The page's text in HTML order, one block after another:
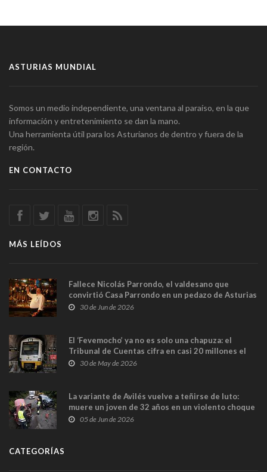
ASTURIAS MUNDIAL
Somos un medio independiente, una ventana al paraíso, en la que
información y entretenimiento se dan la mano.
Una herramienta útil para los Asturianos de dentro y fuera de la
región.
EN CONTACTO
MÁS LEÍDOS
Fallece Nicolás Parrondo, el valdesano que
convirtió Casa Parrondo en un pedazo de Asturias
en Madrid
30 de Jun de 2026
El ‘Fevemocho’ ya no es solo una chapuza: el
Tribunal de Cuentas cifra en casi 20 millones el
sobrecoste de los trenes que no cabían por los
30 de May de 2026
La variante de Avilés vuelve a teñirse de luto:
muere un joven de 32 años en un violento choque
frontal
05 de Jun de 2026
CATEGORÍAS